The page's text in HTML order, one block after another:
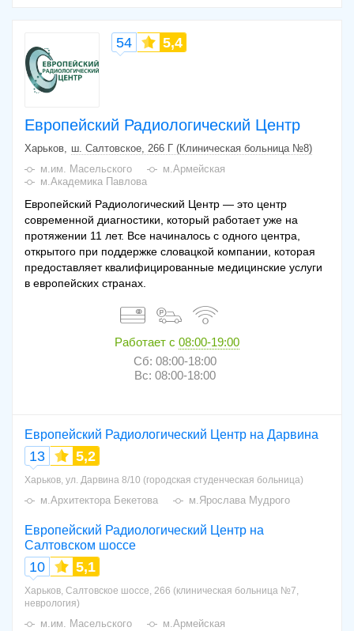
Европейский Радиологический Центр
54 5,4
Харьков
ш. Салтовское, 266 Г (Клиническая больница №8)
м.им. Масельского
м.Армейская
м.Академика Павлова
Европейский Радиологический Центр — это центр
современной диагностики, который работает уже на
протяжении 11 лет. Все начиналось с одного центра,
открытого при поддержке словацкой компании, которая
предоставляет квалифицированные медицинские услуги
в европейских странах.
Работает с 08:00-19:00
Сб: 08:00-18:00
Вс: 08:00-18:00
Европейский Радиологический Центр на Дарвина
13 5,2
Харьков, ул. Дарвина 8/10 (городская студенческая больница)
м.Архитектора Бекетова м.Ярослава Мудрого
Европейский Радиологический Центр на
Салтовском шоссе
10 5,1
Харьков, Салтовское шоссе, 266 (клиническая больница №7,
неврология)
м.им. Масельского
м.Армейская